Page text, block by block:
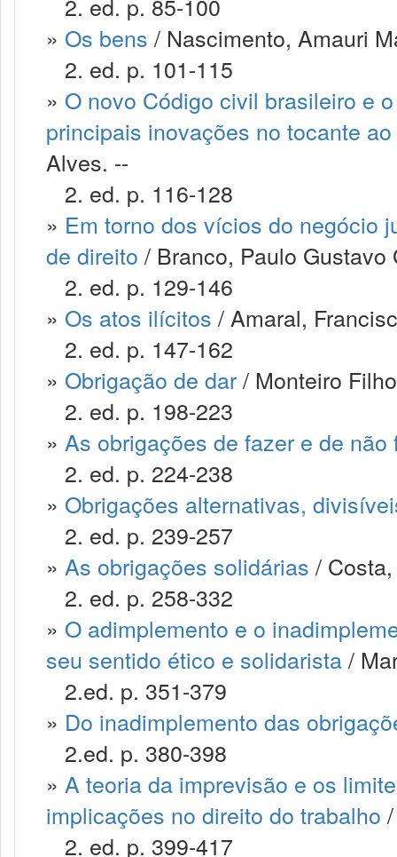
» Os bens / Nascimento, Amauri
2. ed. p. 101-115
» O novo Código civil brasileiro e
principais inovações no tocante
Alves. --
2. ed. p. 116-128
» Em torno dos vícios do negócio
de direito / Branco, Paulo Gustavo
2. ed. p. 129-146
» Os atos ilícitos / Amaral,
2. ed. p. 147-162
» Obrigação de dar/ Monteiro
2. ed. p. 198-223
» As obrigações de fazer e de não
2. ed. p. 224-238
» Obrigações alternativas,
2. ed. p. 239-257
» As obrigações solidárias /
2. ed. p. 258-332
» O adimplemento e o
seu sentido ético e solidarista/
2.ed. p. 351-379
» Do inadimplemento das
2.ed. p. 380-398
» A teoria da imprevisão e os
implicações no direito do trabalho
2. ed. p. 399-417